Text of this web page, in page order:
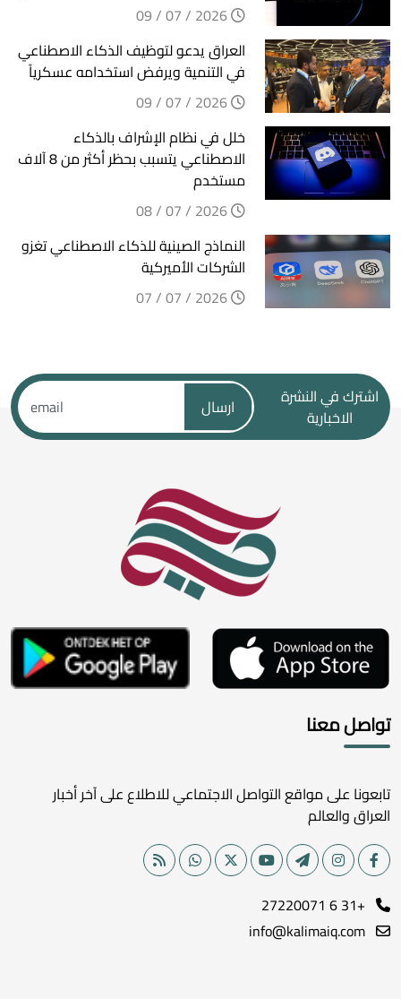
العراق يدعو لتوظيف الذكاء الاصطناعي
في التنمية ويرفض استخدامه عسكرياً
خلل في نظام الإشراف بالذكاء
الاصطناعي يتسبب بحظر أكثر من 8 آلاف
مستخدم
النماذج الصينية للذكاء الاصطناعي تغزو
الشركات الأميركية
اشترك في النشرة
الاخبارية
ارسال
تواصل معنا
تابعونا على مواقع التواصل الاجتماعي للاطلاع على آخر أخبار
العراق والعالم
+31 6 27220071
info@kalimaiq.com